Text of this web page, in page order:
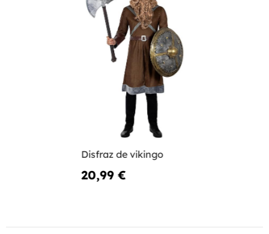
Disfraz de vikingo
20,99 €